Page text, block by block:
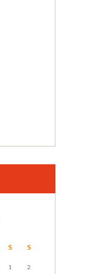
S S
1 2